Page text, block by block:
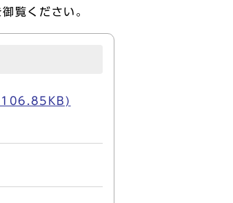
覧ください。
106.85KB)